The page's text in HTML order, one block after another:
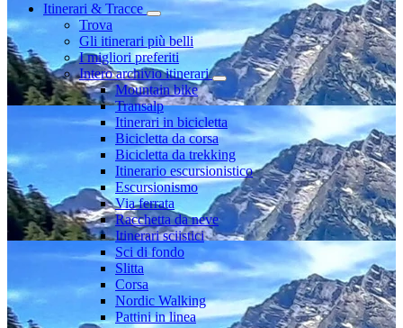
Itinerari & Tracce
Trova
Gli itinerari più belli
I migliori preferiti
Intero archivio itinerari
Mountain bike
Transalp
Itinerari in bicicletta
Bicicletta da corsa
Bicicletta da trekking
Itinerario escursionistico
Escursionismo
Via ferrata
Racchetta da neve
Itinerari sciistici
Sci di fondo
Slitta
Corsa
Nordic Walking
Pattini in linea